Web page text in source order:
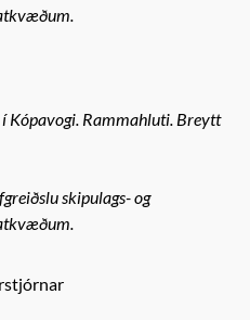
Kópavogi. Rammahluti. Breytt
skipulags- og